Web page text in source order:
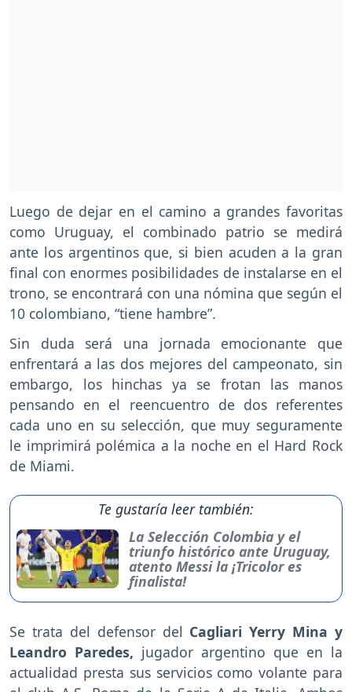
Luego de dejar en el camino a grandes favoritas
como Uruguay, el combinado patrio se medirá
ante los argentinos que, si bien acuden a la gran
final con enormes posibilidades de instalarse en el
trono, se encontrará con una nómina que según el
10 colombiano, “tiene hambre”.
Sin duda será una jornada emocionante que
enfrentará a las dos mejores del campeonato, sin
embargo, los hinchas ya se frotan las manos
pensando en el reencuentro de dos referentes
cada uno en su selección, que muy seguramente
le imprimirá polémica a la noche en el Hard Rock
de Miami.
Te gustaría leer también:
La Selección Colombia y el
triunfo histórico ante Uruguay,
atento Messi la ¡Tricolor es
finalista!
Se trata del defensor del Cagliari Yerry Mina y
Leandro Paredes, jugador argentino que en la
actualidad presta sus servicios como volante para